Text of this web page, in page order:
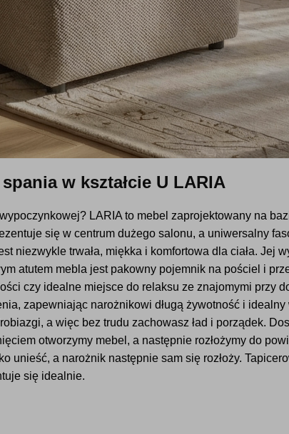
w kształcie U LARIA
LARIA to mebel zaprojektowany na
się w centrum dużego salonu, a uniwersalny
niezwykle trwała, miękka i komfortowa dla ciała. Jej
atutem mebla jest pakowny pojemnik na pościel i
czy idealne miejsce do relaksu ze znajomymi przy
zapewniając narożnikowi długą żywotność i
a więc bez trudu zachowasz ład i porządek.
otworzymy mebel, a następnie rozłożymy do
unieść, a narożnik następnie sam się rozłoży.
się idealnie.